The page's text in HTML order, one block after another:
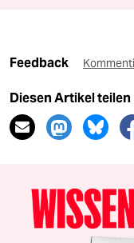
Feedback
Diesen Artikel teilen